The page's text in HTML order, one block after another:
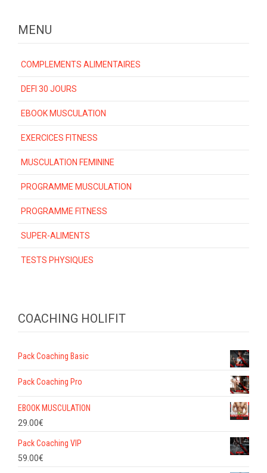
MENU
COMPLEMENTS ALIMENTAIRES
DEFI 30 JOURS
EBOOK MUSCULATION
EXERCICES FITNESS
MUSCULATION FEMININE
PROGRAMME MUSCULATION
PROGRAMME FITNESS
SUPER-ALIMENTS
TESTS PHYSIQUES
COACHING HOLIFIT
Pack Coaching Basic
Pack Coaching Pro
EBOOK MUSCULATION
29.00€
Pack Coaching VIP
59.00€